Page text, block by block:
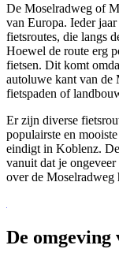
De Moselradweg of
van Europa. Ieder
fietsroutes, die langs
Hoewel de route erg
fietsen. Dit komt
autoluwe kant van de
fietspaden of
Er zijn diverse
populairste en
eindigt in Koblenz.
vanuit dat je
over de Moselradweg
De omgeving